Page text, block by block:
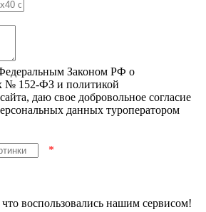
Законом РФ о
№ 152-ФЗ и политикой
даю свое добровольное согласие
данных туроператором
*
воспользовались нашим сервисом!